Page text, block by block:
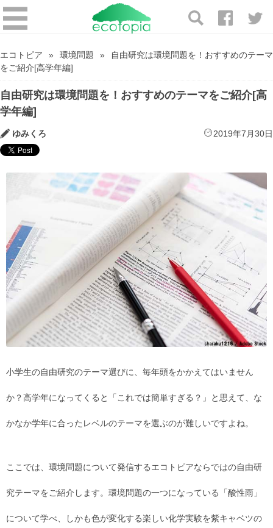
エコトピア 環境問題
自由研究は環境問題を！おすすめのテーマ
をご紹介[高学年編]
自由研究は環境問題を！おすすめのテーマをご紹介[高
学年編]
ゆみくろ 2019年7月30日
小学生の自由研究のテーマ選びに、毎年頭をかかえてはいません
か？高学年になってくると「これでは簡単すぎる？」と思えて、な
かなか学年に合ったレベルのテーマを選ぶのが難しいですよね。
ここでは、環境問題について発信するエコトピアならではの自由研
究テーマをご紹介します。環境問題の一つになっている「酸性雨」
について学べ、しかも色が変化する楽しい化学実験を紫キャベツの